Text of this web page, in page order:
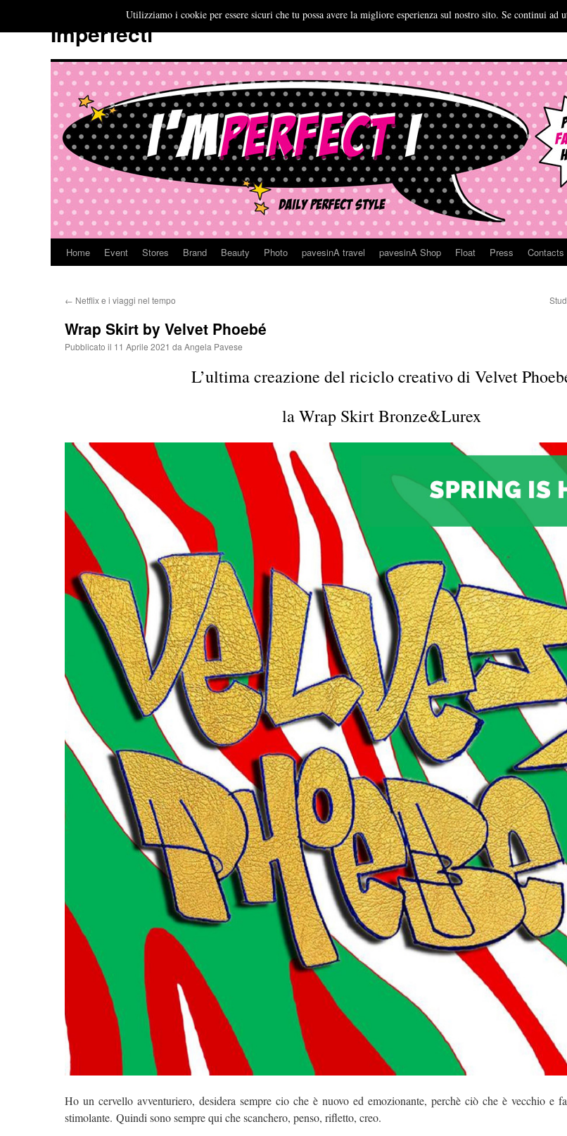
Imperfecti
Vai
contenuto
Home Event Stores Brand Beauty Photo pavesinA travel pavesinA Shop Float Press Contacts
← Netflix e i viaggi nel tempo
Wrap Skirt by Velvet Phoebé
Pubblicato il 11 Aprile 2021 da Angela Pavese
L’ultima creazione del riciclo creativo di Velvet
la Wrap Skirt Bronze&Lurex
Ho un cervello avventuriero, desidera sempre cio che è nuovo ed emozionante, perchè ciò che è vecchio e
stimolante. Quindi sono sempre qui che scanchero, penso, rifletto, creo.
Utilizziamo i cookie per essere sicuri che tu possa avere la migliore esperienza sul nostro sito. Se continui ad